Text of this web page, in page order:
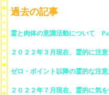
過去の記事
霊と肉体の意識活動について
２０２２年３月現在、霊的に注
ゼロ・ポイント以降の霊的な注
２０２２年７月現在、霊的に気